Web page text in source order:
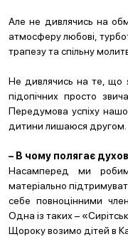
Але не дивлячись на
атмосферу любові,
трапезу та спільну
Не дивлячись на те, що
підопічних просто
Передумова успіху
дитини лишаюся другом.
– В чому полягає
Насамперед ми
матеріально
себе повноцінними
Одна із таких –
Щороку возимо дітей в